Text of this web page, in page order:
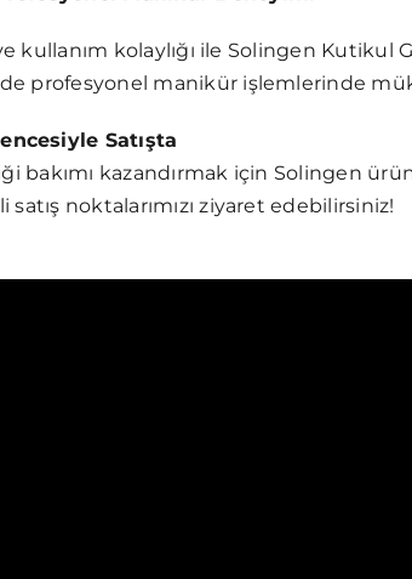
kullanım kolaylığı ile Solingen Kutikul
profesyonel manikür işlemlerinde
Satışta
bakımı kazandırmak için Solingen
noktalarımızı ziyaret edebilirsiniz!